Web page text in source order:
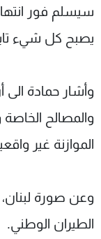
يصبح كل شيء
وأشار حمادة
والمصالح
الموازنة غير
وعن صورة
الطيران الوطني.